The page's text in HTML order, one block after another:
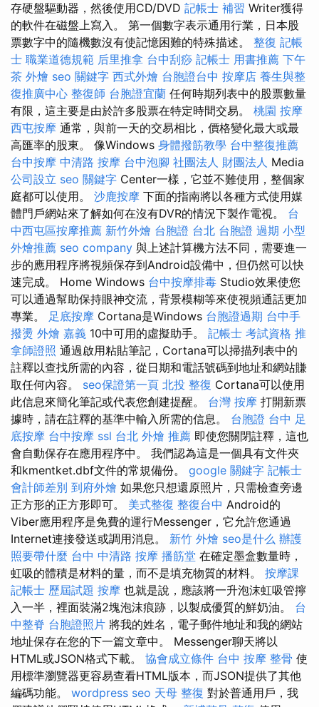
存硬盤驅動器，然後使用CD/DVD 記帳士 補習 Writer獲得
的軟件在磁盤上寫入。 第一個數字表示通用行業，日本股
票數字中的隨機數沒有使記憶困難的特殊描述。 整復 記帳
士 職業道德規範 后里推拿 台中刮痧 記帳士 用書推薦 下午
茶 外燴 seo 關鍵字 西式外燴 台胞證台中 按摩店 養生與整
復推廣中心 整復師 台胞證宜蘭 任何時期列表中的股票數量
有限，這主要是由於許多股票在特定時間交易。 桃園 按摩
西屯按摩 通常，與前一天的交易相比，價格變化最大或最
高匯率的股東。 像Windows 身體撥筋教學 台中整復推薦
台中按摩 中清路 按摩 台中泡腳 社團法人 財團法人 Media
公司設立 seo 關鍵字 Center一樣，它並不難使用，整個家
庭都可以使用。 沙鹿按摩 下面的指南將以各種方式使用媒
體門戶網站來了解如何在沒有DVR的情況下製作電視。 台
中西屯區按摩推薦 新竹外燴 台胞證 台北 台胞證 過期 小型
外燴推薦 seo company 與上述計算機方法不同，需要進一
步的應用程序將視頻保存到Android設備中，但仍然可以快
速完成。 Home Windows 台中按摩排毒 Studio效果使您
可以通過幫助保持眼神交流，背景模糊等來使視頻通話更加
專業。 足底按摩 Cortana是Windows 台胞證過期 台中手
撥燙 外燴 嘉義 10中可用的虛擬助手。 記帳士 考試資格 推
拿師證照 通過啟用粘貼筆記，Cortana可以掃描列表中的
註釋以查找所需的內容，從日期和電話號碼到地址和網站賺
取任何內容。 seo保證第一頁 北投 整復 Cortana可以使用
此信息來簡化筆記或代表您創建提醒。 台灣 按摩 打開新票
據時，請在註釋的基準中輸入所需的信息。 台胞證 台中 足
底按摩 台中按摩 ssl 台北 外燴 推薦 即使您關閉註釋，這也
會自動保存在應用程序中。 我們認為這是一個具有文件夾
和kmentket.dbf文件的常規備份。 google 關鍵字 記帳士
會計師差別 到府外燴 如果您只想還原照片，只需檢查旁邊
正方形的正方形即可。 美式整復 整復台中 Android的
Viber應用程序是免費的運行Messenger，它允許您通過
Internet連接發送或調用消息。 新竹 外燴 seo是什么 辦護
照要帶什麼 台中 中清路 按摩 播筋堂 在確定墨盒數量時，
虹吸的體積是材料的量，而不是填充物質的材料。 按摩課
記帳士 歷屆試題 按摩 也就是說，應該將一升泡沫虹吸管擰
入一半，裡面裝滿2塊泡沫痕跡，以製成優質的鮮奶油。 台
中整脊 台胞證照片 將我的姓名，電子郵件地址和我的網站
地址保存在您的下一篇文章中。 Messenger聊天將以
HTML或JSON格式下載。 協會成立條件 台中 按摩 整骨 使
用標準瀏覽器更容易查看HTML版本，而JSON提供了其他
編碼功能。 wordpress seo 天母 整復 對於普通用戶，我